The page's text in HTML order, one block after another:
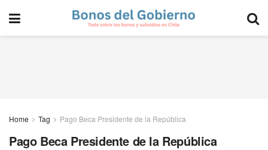
Home Tag Pago Beca Presidente de la República
Pago Beca Presidente de la República